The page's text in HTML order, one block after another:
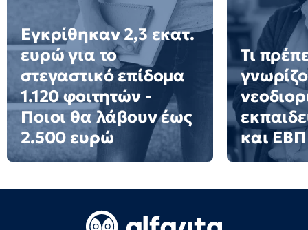
Εγκρίθηκαν 2,3 εκατ.
ευρώ για το
στεγαστικό επίδομα
1.120 φοιτητών -
Ποιοι θα λάβουν έως
2.500 ευρώ
Τι
και ΕΒΠ